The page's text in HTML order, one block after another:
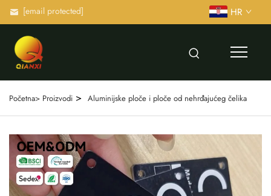
[email protected] HR
Početna> Proizvodi > Aluminijske ploče i ploče od nehrđajućeg čelika